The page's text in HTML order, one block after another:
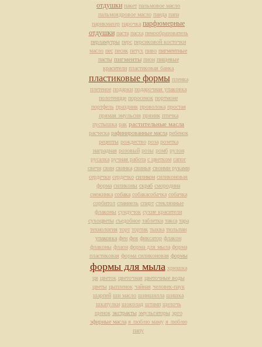
отдушки пакет пальмовое масло
пальмоядровое масло панда папа
парикмахер парочка парфюмерные
отдушки паста пасха пенообразователь
перламутры перс персиковой косточки
масло пес песик петух пиво пигментные
пасты пигменты пион пищевые
красители пластиковая банка
пластиковые формы пленка
плетеное подарки подарочная упаковка
полотенцце поросенок портмоне
портфель праздник проволока простая
прямая эмульсия пряник птичка
пустышка рак растительные масла
расческа рафинированные масла ребенок
рецепты рождество роза розетка
наградная розовый розы ромб рулон
русалка ручная работа с цветком сапог
свечи свин свинка свинья своими руками
сердечки сердечко силикон силиконовая
форма силиконы скраб смородина
снежинка собака собакасобачка собачка
сорбитол спаниель спирт стеклянные
флаконы сундучок сухие красители
сухоцветы съедобное таблетки такса тара
технология торт тортик тыква тюльпан
упаковка фен фея фиксатор флакон
флаконы флаон форма для мыла форма
пластиковая форма силиконовая формы
формы для мыла хрюшка
цв цветок цветочная цветочные воды
цветы цыпленок чайная человек-паук
шарпей ши масло шиншилла шишка
шкатулки шоколад штамп щелочь
щенок экстракты эмульгаторы эрго
эфирные масла я люблю маму я люблю
папу